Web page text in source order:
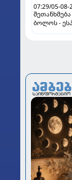
07:29/05-08-
ბოლოს -